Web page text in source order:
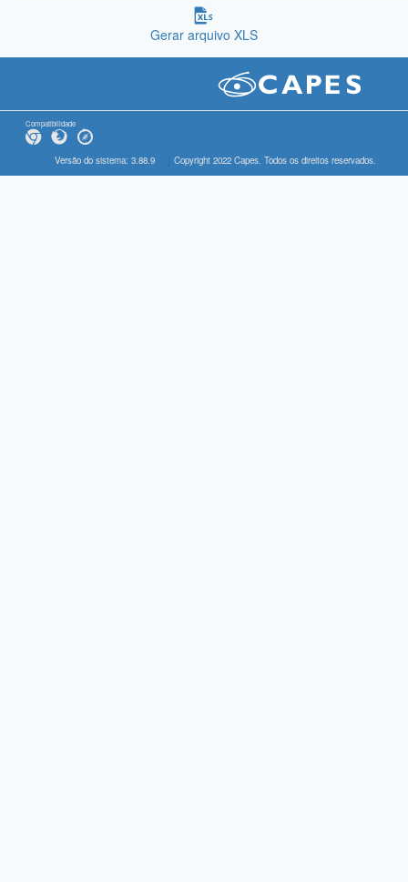
Gerar arquivo XLS
Compatibilidade
Versão do sistema: 3.88.9 Copyright 2022 Capes. Todos os direitos reservados.